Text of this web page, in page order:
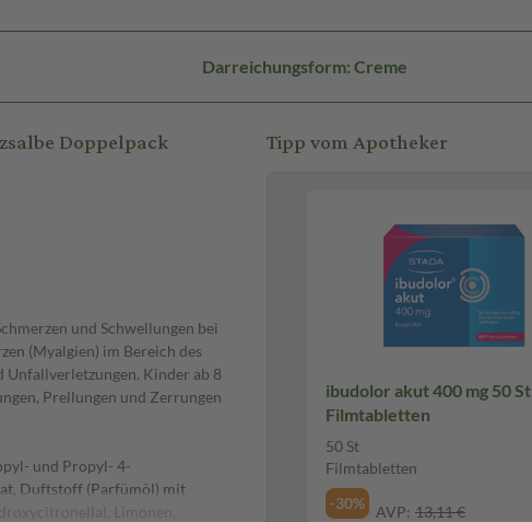
Darreichungsform: Creme
Doppelpack
und Schwellungen bei
(Myalgien) im Bereich des
Unfallverletzungen. Kinder ab 8
Prellungen und Zerrungen
und Propyl- 4-
Duftstoff (Parfümöl) mit
Tipp vom Apotheker
ibudolor akut 400 mg 50 St
Filmtabletten
50 St
Filmtabletten
-30%
AVP: 13,11 €